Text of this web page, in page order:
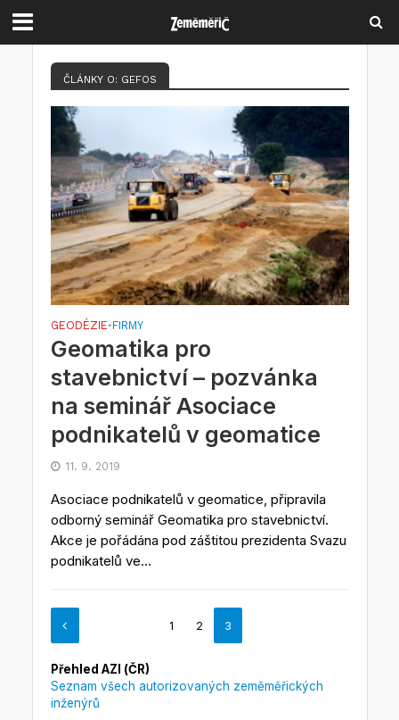
ČLÁNKY O: GEFOS
GEODÉZIE•FIRMY
Geomatika pro
stavebnictví – pozvánka
na seminář Asociace
podnikatelů v geomatice
11. 9. 2019
Asociace podnikatelů v geomatice, připravila
odborný seminář Geomatika pro stavebnictví.
Akce je pořádána pod záštitou prezidenta Svazu
podnikatelů ve...
1 2 3
Přehled AZI (ČR)
Seznam všech autorizovaných zeměměřických
inženýrů